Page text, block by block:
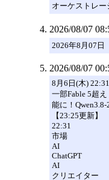
オーケストレー
2026/08/07
2026年8月07日
2026/08/07
8月6日(木)
一部Fable 5超
能に！
【23:25更新】
22:31
市場
AI
ChatGPT
AI
クリエイター